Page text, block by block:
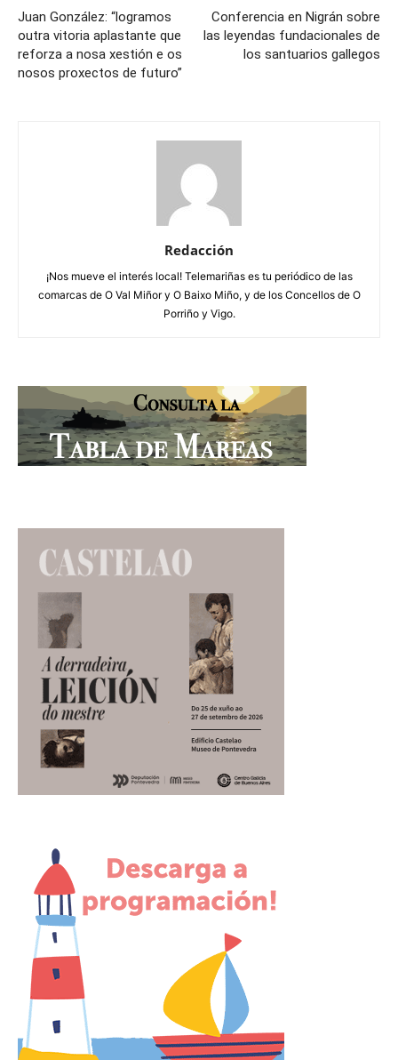
Juan González: “logramos
outra vitoria aplastante que
reforza a nosa xestión e os
nosos proxectos de futuro”
Conferencia en Nigrán sobre
las leyendas fundacionales de
los santuarios gallegos
Redacción
¡Nos mueve el interés local! Telemariñas es tu periódico de las
comarcas de O Val Miñor y O Baixo Miño, y de los Concellos de O
Porriño y Vigo.